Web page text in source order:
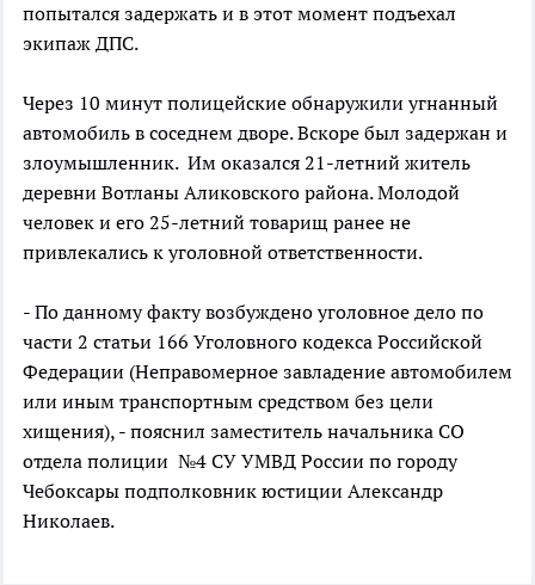
попытался задержать и в этот момент подъехал
экипаж ДПС.
Через 10 минут полицейские обнаружили угнанный
автомобиль в соседнем дворе. Вскоре был задержан и
злоумышленник. Им оказался 21-летний житель
деревни Вотланы Аликовского района. Молодой
человек и его 25-летний товарищ ранее не
привлекались к уголовной ответственности.
- По данному факту возбуждено уголовное дело по
части 2 статьи 166 Уголовного кодекса Российской
Федерации (Неправомерное завладение автомобилем
или иным транспортным средством без цели
хищения), - пояснил заместитель начальника СО
отдела полиции №4 СУ УМВД России по городу
Чебоксары подполковник юстиции Александр
Николаев.